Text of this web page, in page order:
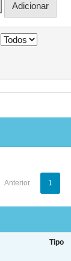
Anterior 1
Tipo